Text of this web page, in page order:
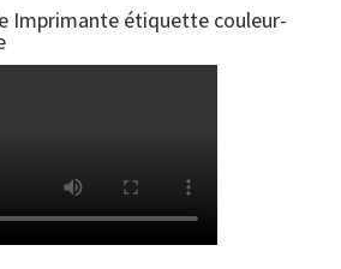
Imprimante étiquette couleur-